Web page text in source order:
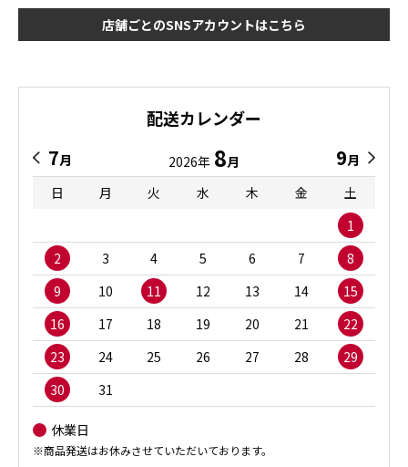
店舗ごとのSNSアカウントはこちら
配送カレンダー
7月 2026年 8月 9月
日
月 火 水 木 金
土
1
2
3 4 5 6 7
8
9
10 11 12 13 14
15
16
17 18 19 20 21
22
23
24 25 26 27 28
29
30
31
休業日
※商品発送はお休みさせていただいております。